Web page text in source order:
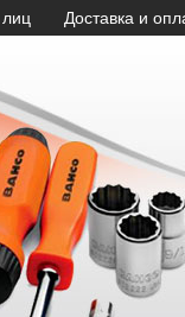
Доставка и